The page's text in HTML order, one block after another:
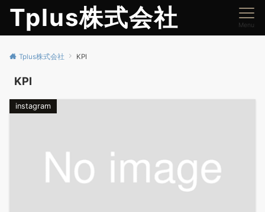
Tplus株式会社 Menu
Tplus株式会社 KPI
KPI
instagram